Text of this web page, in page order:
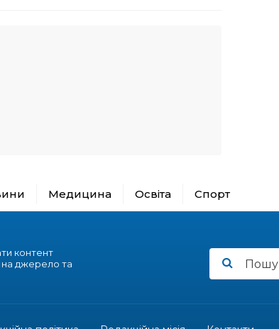
13:27
Медицина Освіта Спорт
контент
на джерело та